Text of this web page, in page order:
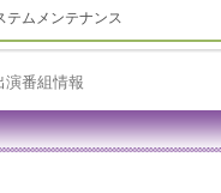
テムメンテナンス
演番組情報